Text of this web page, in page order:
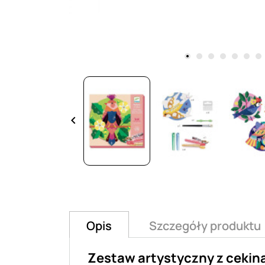
keyboard_arrow_left
Opis Szczegóły produktu
Zestaw artystyczny z